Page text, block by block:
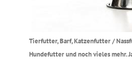
Tierfutter, Barf, Katzenfutter /
Hundefutter und noch vieles mehr.